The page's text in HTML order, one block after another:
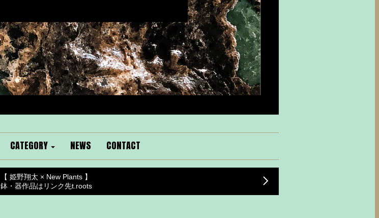
CATEGORY NEWS CONTACT
【 姫野翔太 × New Plants 】
鉢・器作品はリンク先t.roots